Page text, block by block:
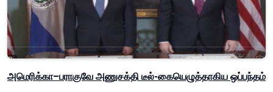
அமெரிக்கா–பராகுவே அணுசக்தி டீல்-கையெழுத்தாகிய ஒப்பந்தம்